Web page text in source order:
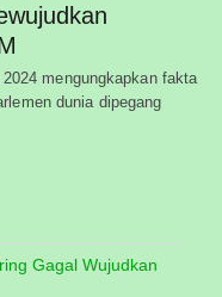
mengungkapkan fakta
dunia dipegang
Gagal Wujudkan